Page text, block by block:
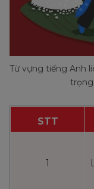
Từ vựng tiếng Anh
STT
1